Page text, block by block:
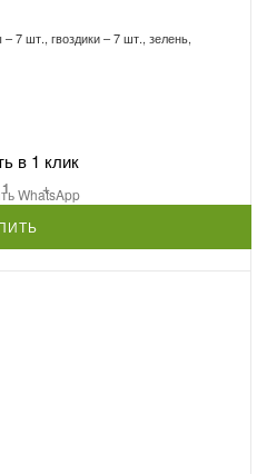
7 шт., гвоздики – 7 шт., зелень,
в 1 клик
WhatsApp
+